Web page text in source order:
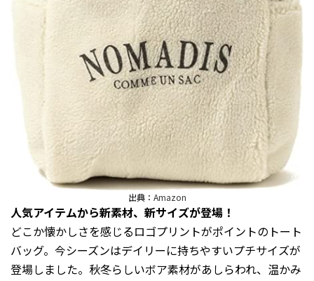
出典： Amazon
人気アイテムから新素材、新サイズが登場！
どこか懐かしさを感じるロゴプリントがポイントのトート
バッグ。今シーズンはデイリーに持ちやすいプチサイズが
登場しました。秋冬らしいボア素材があしらわれ、温かみ